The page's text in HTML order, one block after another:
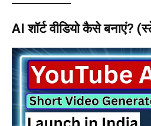
AI शॉर्ट वीडियो कैसे बनाएं?